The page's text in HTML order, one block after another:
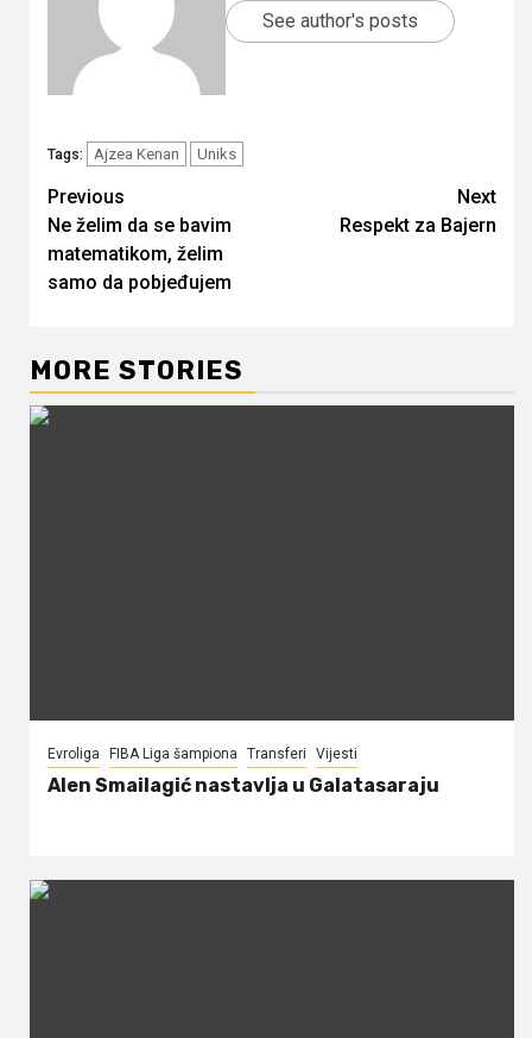
See author's posts
Tags: Ajzea Kenan Uniks
Continue
Reading
Previous
Ne želim da se bavim
matematikom, želim
samo da pobjeđujem
Next
Respekt za Bajern
MORE STORIES
Evroliga FIBA Liga šampiona Transferi Vijesti
Alen Smailagić nastavlja u Galatasaraju